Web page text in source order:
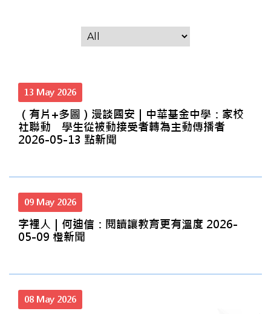
13 May 2026
（有片+多圖）漫談國安｜中華基金中學：家校
社聯動 學生從被動接受者轉為主動傳播者
2026-05-13 點新聞
09 May 2026
字裡人｜何迪信：閱讀讓教育更有溫度 2026-
05-09 橙新聞
08 May 2026